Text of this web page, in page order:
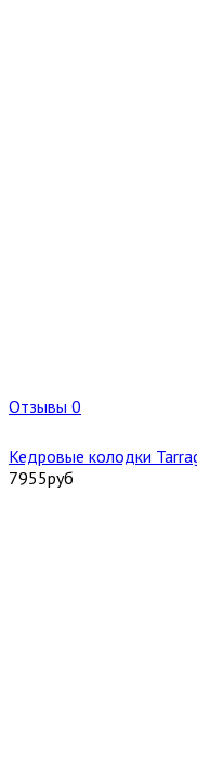
Отзывы 0
Кедровые колодки
7955руб